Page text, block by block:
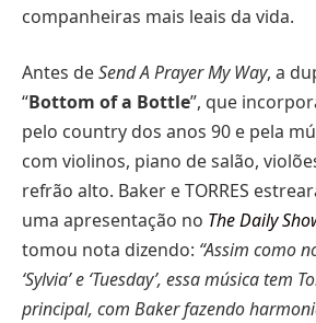
companheiras mais leais da vida.
Antes deSend A Prayer My Way, a
“Bottom of a Bottle”, que
pelo country dos anos 90 e pela
com violinos, piano de salão,
refrão alto. Baker e TORRES
uma apresentação no The Daily
tomou nota dizendo: “Assim como
‘Sylvia’ e ‘Tuesday’, essa música tem
principal, com Baker fazendo